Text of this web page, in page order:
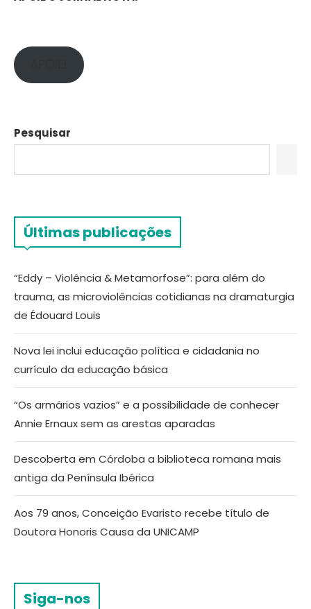
Pesquisar
Últimas publicações
“Eddy – Violência & Metamorfose”: para além do
trauma, as microviolências cotidianas na dramaturgia
de Édouard Louis
Nova lei inclui educação política e cidadania no
currículo da educação básica
“Os armários vazios” e a possibilidade de conhecer
Annie Ernaux sem as arestas aparadas
Descoberta em Córdoba a biblioteca romana mais
antiga da Península Ibérica
Aos 79 anos, Conceição Evaristo recebe título de
Doutora Honoris Causa da UNICAMP
Siga-nos